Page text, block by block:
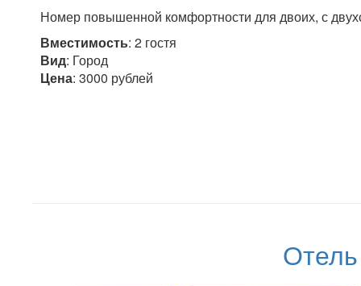
Номер повышенной комфортности для двоих, с
Вместимость: 2 гостя
Вид: Город
Цена: 3000 рублей